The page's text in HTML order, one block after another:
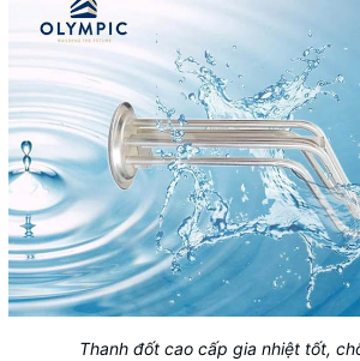
Thanh đốt cao cấp gia nhiệt tốt,